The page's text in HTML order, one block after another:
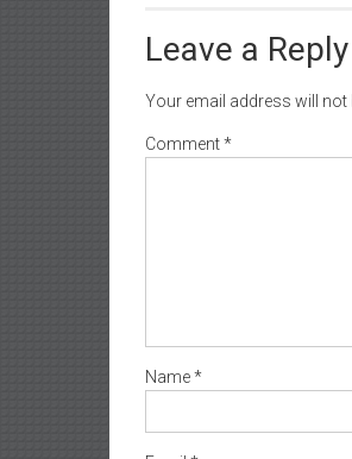
Leave a Reply
Your email address will not
Comment*
Name*